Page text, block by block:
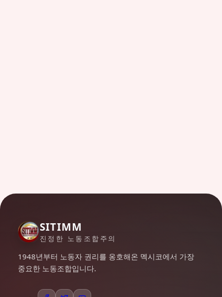
SITIMM
진정한 노동조합주의
1948년부터 노동자 권리를 옹호해온 멕시코에서 가장
중요한 노동조합입니다.